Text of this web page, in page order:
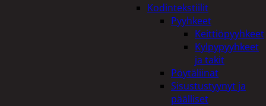
Kodintekstiilit
Pyyhkeet
Keittiöpyyhkeet
Kylpypyyhkeet
ja takit
Pöytäliinat
Sisustustyynyt ja
päälliset